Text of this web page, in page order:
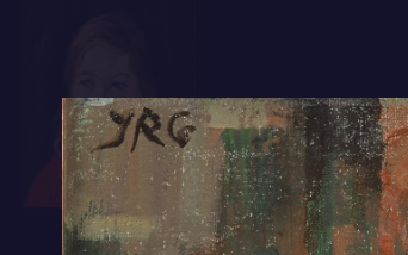
weelderige van zijn benen:
in tweede instantie word je
als je niet zou weten dat het
dat zien.’